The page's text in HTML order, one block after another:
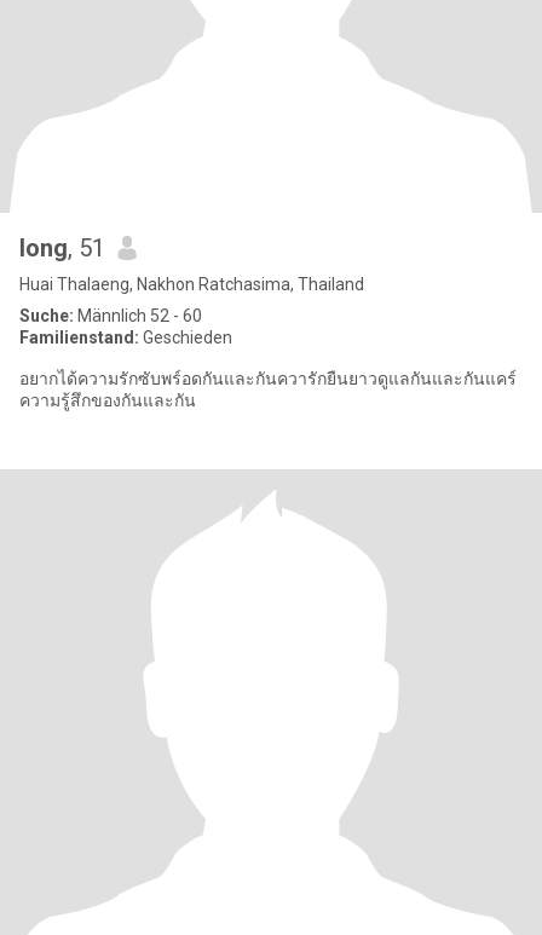
long, 51
Huai Thalaeng, Nakhon Ratchasima, Thailand
Suche: Männlich 52 - 60
Familienstand: Geschieden
อยากได้ความรักซับพร์อดกันและกันควารักยืนยาวดูแลกันและกันแคร์
ความรู้สึกของกันและกัน